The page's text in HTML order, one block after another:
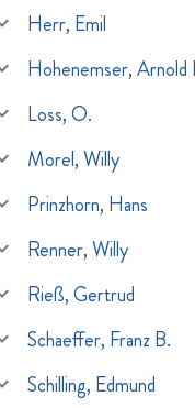
Herr, Emil
Hohenemser, Arnold
Loss, O.
Morel, Willy
Prinzhorn, Hans
Renner, Willy
Rieß, Gertrud
Schaeffer, Franz B.
Schilling, Edmund